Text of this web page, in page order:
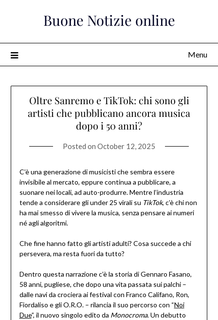
Buone Notizie online
Menu
Oltre Sanremo e TikTok: chi sono gli
artisti che pubblicano ancora musica
dopo i 50 anni?
Posted on October 12, 2025
C’è una generazione di musicisti che sembra essere
invisibile al mercato, eppure continua a pubblicare, a
suonare nei locali, ad auto-produrre. Mentre l’industria
tende a considerare gli under 25 virali su TikTok, c’è chi non
ha mai smesso di vivere la musica, senza pensare ai numeri
né agli algoritmi.
Che fine hanno fatto gli artisti adulti? Cosa succede a chi
persevera, ma resta fuori da tutto?
Dentro questa narrazione c’è la storia di Gennaro Fasano,
58 anni, pugliese, che dopo una vita passata sui palchi –
dalle navi da crociera ai festival con Franco Califano, Ron,
Fiordaliso e gli O.R.O. – rilancia il suo percorso con “Noi
Due”, il nuovo singolo edito da Monocroma. Un debutto